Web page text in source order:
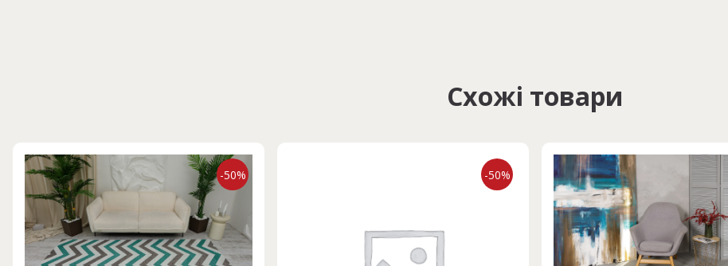
Схожі товари
-50% -50%